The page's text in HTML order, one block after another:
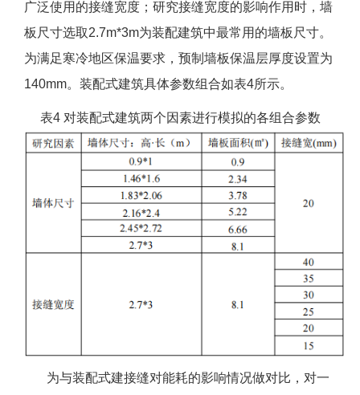
广泛使用的接缝宽度；研究接缝宽度的影响作用时，墙
板尺寸选取2.7m*3m为装配建筑中最常用的墙板尺寸。
为满足寒冷地区保温要求，预制墙板保温层厚度设置为
140mm。装配式建筑具体参数组合如表4所示。
表4 对装配式建筑两个因素进行模拟的各组合参数
为与装配式建接缝对能耗的影响情况做对比，对一